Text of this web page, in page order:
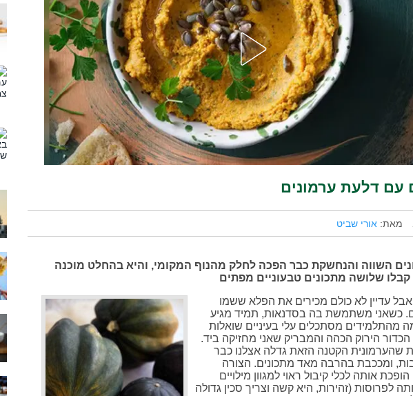
עם דלעת ערמונים
מאת: אורי שביט
השווה והנחשקת כבר הפכה לחלק מהנוף המקומי, והיא בהחלט מוכנה
קבלו שלושה מתכונים טבעוניים מפתים
עדיין לא כולם מכירים את הפלא ששמו
כשאני משתמשת בה בסדנאות, תמיד מגיע
מהתלמידים מסתכלים עלי בעיניים שואלות
הכדור הירוק הכהה והמבריק שאני מחזיקה ביד.
שהערמונית הקטנה הזאת גדלה אצלנו כבר
ומככבת בהרבה מאד מתכונים. הצורה
אותה לכלי קיבול ראוי למגוון מילויים
לפרוסות (זהירות, היא קשה וצריך סכין גדולה